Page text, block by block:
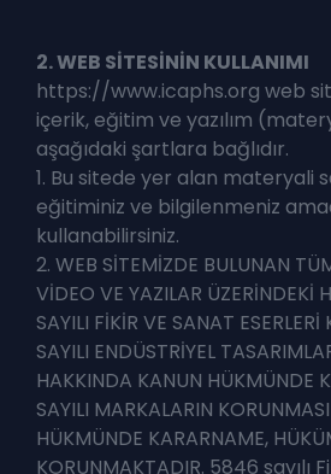
2. WEB SİTESİNİN KULLANIMI
https://www.icaphs.org web
içerik, eğitim ve yazılım
aşağıdaki şartlara bağlıdır.
1. Bu sitede yer alan materyali
eğitiminiz ve bilgilenmeniz
kullanabilirsiniz.
2. WEB SİTEMİZDE BULUNAN
VİDEO VE YAZILAR ÜZERİNDEKİ
SAYILI FİKİR VE SANAT
SAYILI ENDÜSTRİYEL
HAKKINDA KANUN HÜKMÜNDE
SAYILI MARKALARIN
HÜKMÜNDE KARARNAME,
KORUNMAKTADIR. 5846 sayılı